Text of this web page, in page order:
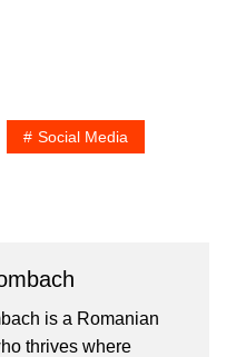
Social Media
is a Romanian
thrives where